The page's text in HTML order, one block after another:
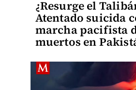
¿Resurge el
Atentado suicida
marcha pacifista
muertos en